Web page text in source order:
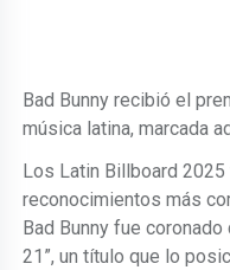
Bad Bunny recibió el
música latina, marcada
Los Latin Billboard
reconocimientos más
Bad Bunny fue
21”, un título que lo